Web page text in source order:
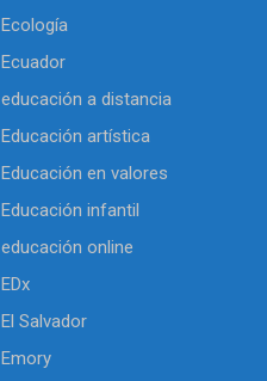
Ecología
Ecuador
educación a distancia
Educación artística
Educación en valores
Educación infantil
educación online
EDx
El Salvador
Emory